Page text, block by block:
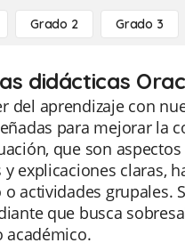
Grado 2 Grado 3
didácticas
del aprendizaje con
para mejorar la
que son
explicaciones claras,
actividades grupales.
que busca
académico.